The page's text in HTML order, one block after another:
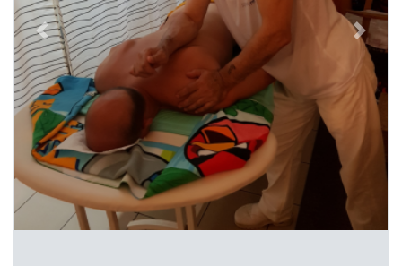
Previous Next